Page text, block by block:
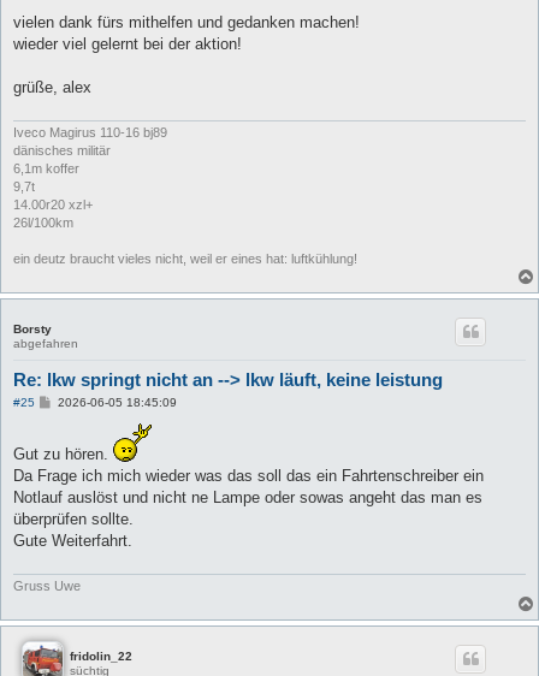
vielen dank fürs mithelfen und gedanken machen!
wieder viel gelernt bei der aktion!
grüße, alex
Iveco Magirus 110-16 bj89
dänisches militär
6,1m koffer
9,7t
14.00r20 xzl+
26l/100km
ein deutz braucht vieles nicht, weil er eines hat: luftkühlung!
Borsty
abgefahren
Re: lkw springt nicht an --> lkw läuft, keine leistung
#25
B
r
a
g
2026-06-05 18:45:09
Gut zu hören.
Da Frage ich mich wieder was das soll das ein Fahrtenschreiber ein
Notlauf auslöst und nicht ne Lampe oder sowas angeht das man es
überprüfen sollte.
Gute Weiterfahrt.
Gruss Uwe
fridolin_22
süchtig